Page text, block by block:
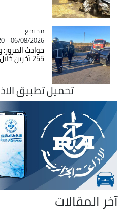
Catégorie
مجتمع
06/08/2026 - 15:20
255 آخرين خلال الـ24 ساعة الأخيرة
تحميل تطبيق
آخر المقالات